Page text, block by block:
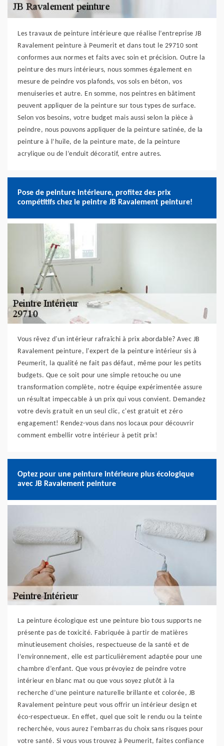
Les travaux de peinture intérieure que réalise l’entreprise JB
Ravalement peinture à Peumerit et dans tout le 29710 sont
conformes aux normes et faits avec soin et précision. Outre la
peinture des murs intérieurs, nous sommes également en
mesure de peindre vos plafonds, vos sols en béton, vos
menuiseries et autre. En somme, nos peintres en bâtiment
peuvent appliquer de la peinture sur tous types de surface.
Selon vos besoins, votre budget mais aussi selon la pièce à
peindre, nous pouvons appliquer de la peinture satinée, de la
peinture à l’huile, de la peinture mate, de la peinture
acrylique ou de l’enduit décoratif, entre autres.
Pose de peinture intérieure, profitez des prix
compétitifs chez le peintre JB Ravalement peinture!
Vous rêvez d'un intérieur rafraîchi à prix abordable? Avec JB
Ravalement peinture, l'expert de la peinture intérieur sis à
Peumerit, la qualité ne fait pas défaut, même pour les petits
budgets. Que ce soit pour une simple retouche ou une
transformation complète, notre équipe expérimentée assure
un résultat impeccable à un prix qui vous convient. Demandez
votre devis gratuit en un seul clic, c'est gratuit et zéro
engagement! Rendez-vous dans nos locaux pour découvrir
comment embellir votre intérieur à petit prix!
Optez pour une peinture intérieure plus écologique
avec JB Ravalement peinture
La peinture écologique est une peinture bio tous supports ne
présente pas de toxicité. Fabriquée à partir de matières
minutieusement choisies, respectueuse de la santé et de
l’environnement, elle est particulièrement adaptée pour une
chambre d’enfant. Que vous prévoyiez de peindre votre
intérieur en blanc mat ou que vous soyez plutôt à la
recherche d’une peinture naturelle brillante et colorée, JB
Ravalement peinture peut vous offrir un intérieur design et
éco-respectueux. En effet, quel que soit le rendu ou la teinte
recherchée, vous aurez l’embarras du choix sans risques pour
votre santé. Si vous vous trouvez à Peumerit, faites confiance